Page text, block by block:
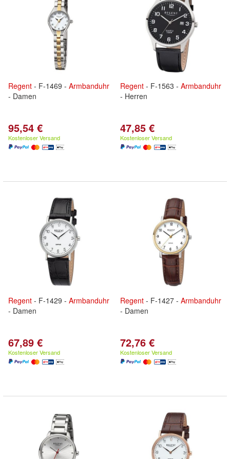
Regent - F-1469 - Armbanduhr
- Damen
95,54 €
Kostenloser Versand
Regent - F-1563 - Armbanduhr
- Herren
47,85 €
Kostenloser Versand
Regent - F-1429 - Armbanduhr
- Damen
67,89 €
Kostenloser Versand
Regent - F-1427 - Armbanduhr
- Damen
72,76 €
Kostenloser Versand